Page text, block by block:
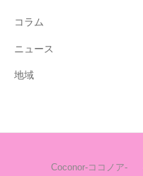
コラム
ニュース
地域
Coconor-ココノア-